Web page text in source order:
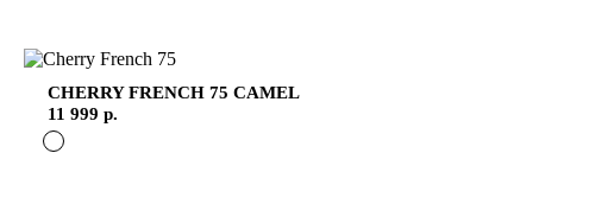
CHERRY FRENCH 75 CAMEL
11 999 р.